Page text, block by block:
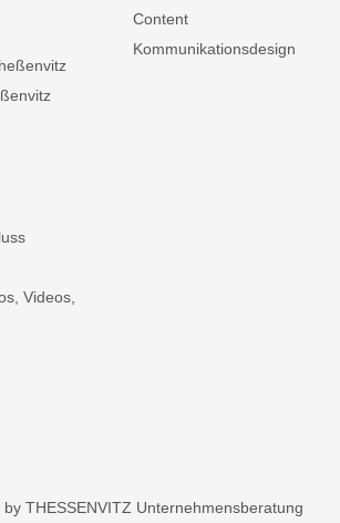
Videos,
Content
Kommunikationsdesign
THESSENVITZ Unternehmensberatung